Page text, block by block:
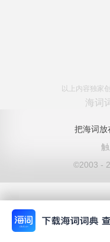
以上内容独家
海词
把海词放
©2003 -